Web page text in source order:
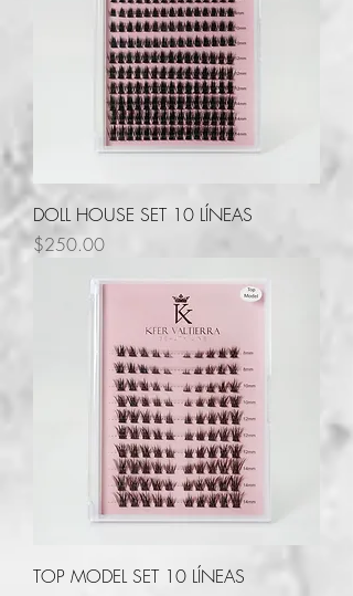
DOLL HOUSE SET 10 LÍNEAS
Precio
$250.00
TOP MODEL SET 10 LÍNEAS